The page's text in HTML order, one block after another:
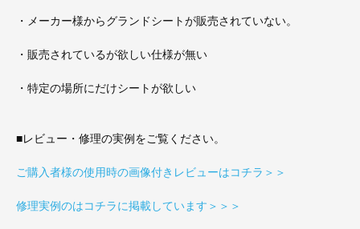
・メーカー様からグランドシートが販売されていない。
・販売されているが欲しい仕様が無い
・特定の場所にだけシートが欲しい
■レビュー・修理の実例をご覧ください。
ご購入者様の使用時の画像付きレビューはコチラ＞＞
修理実例のはコチラに掲載しています＞＞＞